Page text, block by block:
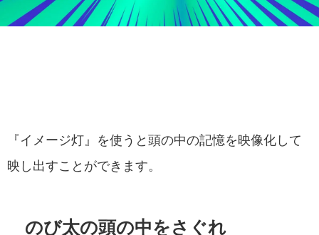
『イメージ灯』を使うと頭の中の記憶を映像化して
映し出すことができます。
のび太の頭の中をさぐれ